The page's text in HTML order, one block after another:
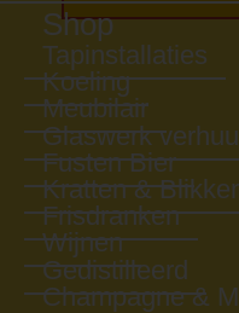
Shop
Tapinstallaties
Koeling
Meubilair
Glaswerk
Fusten Bier
Kratten &
Frisdranken
Wijnen
Gedistilleerd
Champagne &